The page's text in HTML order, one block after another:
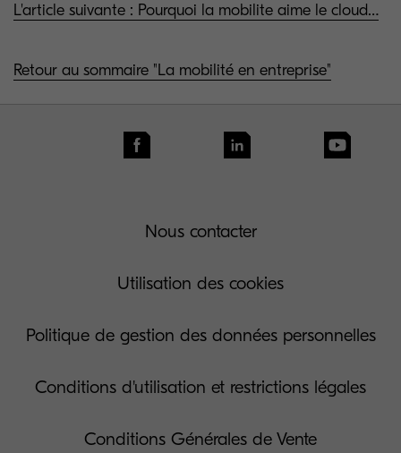
L'article suivante : Pourquoi la mobilite aime le cloud…
Retour au sommaire "La mobilité en entreprise"
Nous contacter
Utilisation des cookies
Politique de gestion des données personnelles
Conditions d'utilisation et restrictions légales
Conditions Générales de Vente